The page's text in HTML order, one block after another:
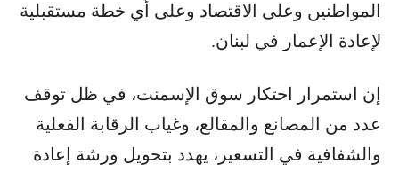
المواطنين وعلى الاقتصاد وعلى أي خطة مستقبلية
لإعادة الإعمار في لبنان.
إن استمرار احتكار سوق الإسمنت، في ظل توقف
عدد من المصانع والمقالع، وغياب الرقابة الفعلية
والشفافية في التسعير، يهدد بتحويل ورشة إعادة